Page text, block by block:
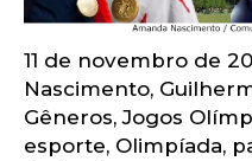
11 de novembro de
Nascimento,
Gêneros,Jogos
esporte, Olimpíada,